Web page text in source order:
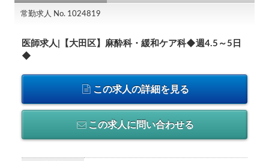
常勤求人 No. 1024819
医師求人|【大田区】麻酔科・緩和ケア科◆週4.5～5日
◆
この求人の詳細を見る
この求人に問い合わせる